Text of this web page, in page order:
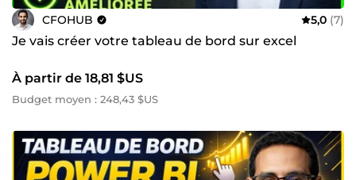
CFOHUB 5,0 (7)
Je vais créer votre tableau de bord sur excel
À partir de 18,81 $US
Budget moyen : 248,43 $US